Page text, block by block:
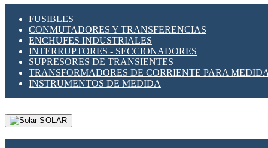
FUSIBLES
CONMUTADORES Y TRANSFERENCIAS
ENCHUFES INDUSTRIALES
INTERRUPTORES - SECCIONADORES
SUPRESORES DE TRANSIENTES
TRANSFORMADORES DE CORRIENTE PARA
INSTRUMENTOS DE MEDIDA
SOLAR